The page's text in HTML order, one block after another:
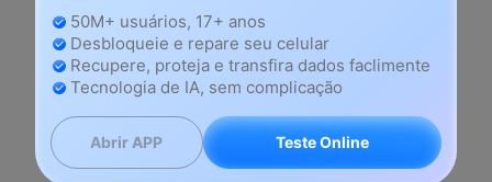
50M+ usuários, 17+ anos
Desbloqueie e repare seu celular
Recupere, proteja e transfira dados faclimente
Tecnologia de IA, sem complicação
Abrir APP Teste Online